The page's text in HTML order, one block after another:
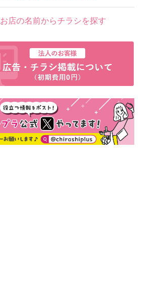
お店の名前からチラシを探す